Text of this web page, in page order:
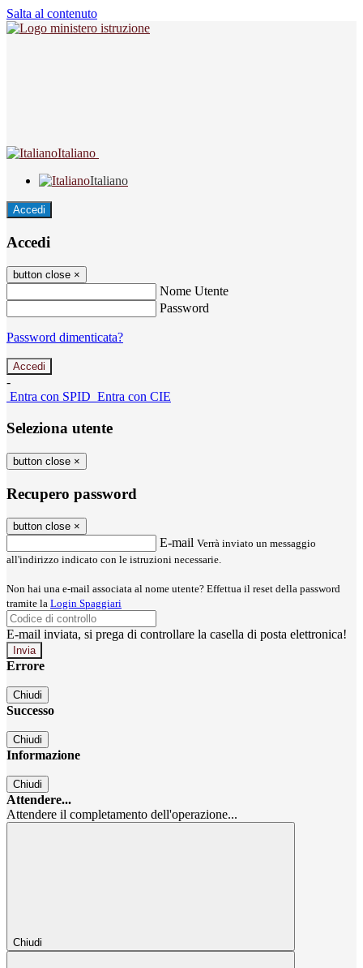
Salta al contenuto
Italiano
Italiano
Accedi
Accedi
button close ×
Nome Utente
Password
Password dimenticata?
-
Entra con SPID Entra con CIE
Seleziona utente
button close ×
Recupero password
button close ×
E-mail Verrà inviato un messaggio
all'indirizzo indicato con le istruzioni necessarie.
Non hai una e-mail associata al nome utente? Effettua il reset della password
tramite la Login Spaggiari
E-mail inviata, si prega di controllare la casella di posta elettronica!
Errore
Chiudi
Successo
Chiudi
Informazione
Chiudi
Attendere...
Attendere il completamento dell'operazione...
Chiudi